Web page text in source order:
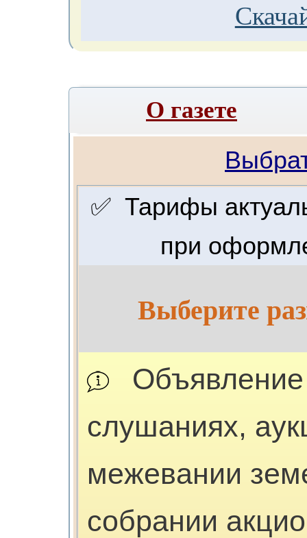
О газете
✅ Тарифы
при
Выберите
слушаниях,
межевании
собрании